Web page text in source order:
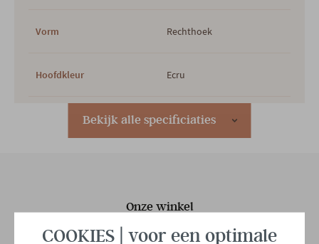
Bekijk alle specificiaties
Vorm Rechthoek
Hoofdkleur Ecru
Hoofdmateriaal Steen
Retro
Onze winkel
Aarschotsesteenweg 151
COOKIES | voor een optimale